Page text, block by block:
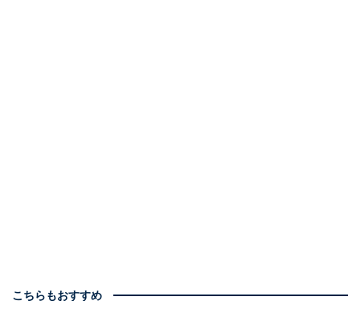
こちらもおすすめ